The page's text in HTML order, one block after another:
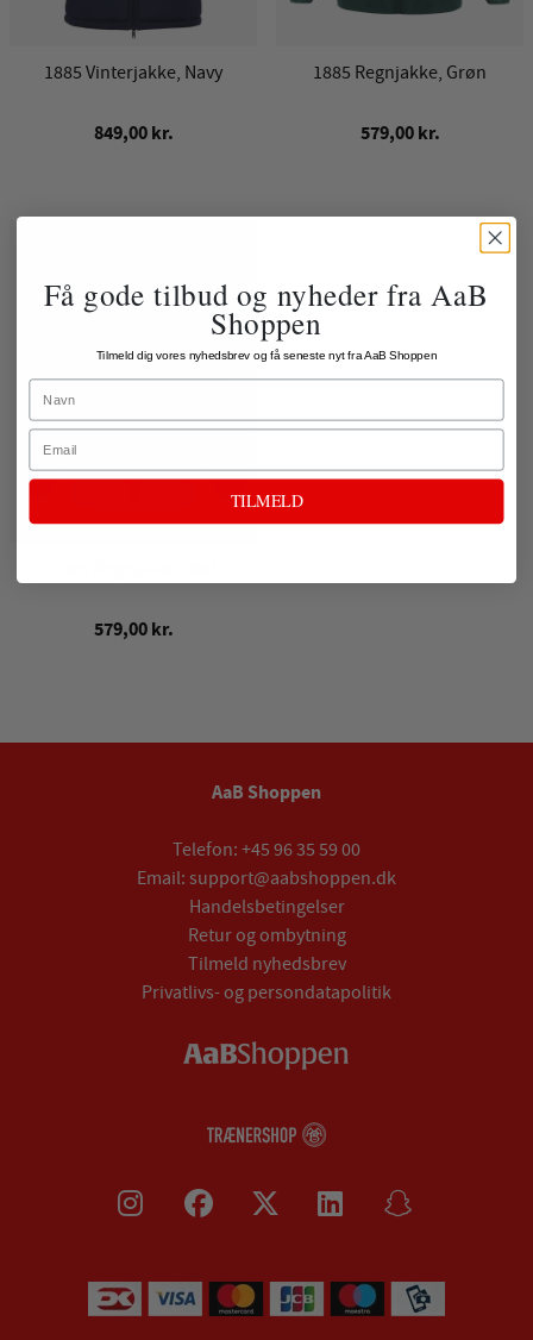
1885 Vinterjakke, Navy
849,00 kr.
1885 Regnjakke, Grøn
579,00 kr.
579,00 kr.
AaB Shoppen
Telefon: +45 96 35 59 00
Email: support@aabshoppen.dk
Handelsbetingelser
Retur og ombytning
Tilmeld nyhedsbrev
Privatlivs- og persondatapolitik
Få gode tilbud og nyheder fra AaB
Shoppen
Tilmeld dig vores nyhedsbrev og få seneste nyt fra AaB Shoppen
Name
Email
TILMELD